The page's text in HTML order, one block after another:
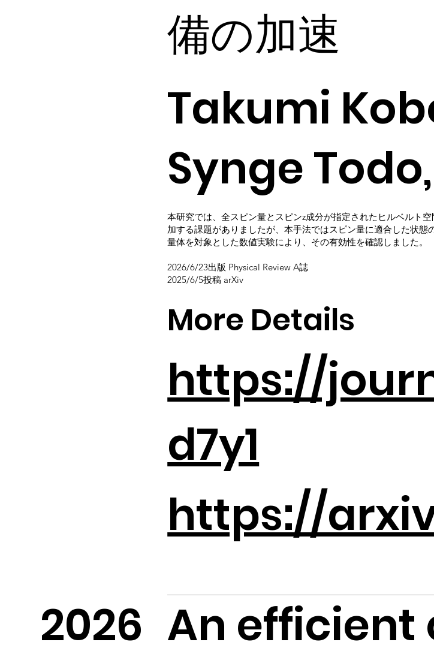
備の加速
Takumi
Synge
本研究では、全スピン量とスピンz成分が指定されたヒルベルト
加する課題がありましたが、本手法ではスピン量に適合した状
量体を対象とした数値実験により、その有効性を確認しました。
2026/6/23出版 Physical Review A誌
2025/6/5投稿 arXiv
More Details
https://
d7y1
https://
An
2026